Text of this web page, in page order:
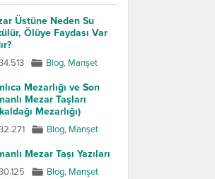
Üstüne Neden Su
Ölüye Faydası Var
Blog, Manşet
Mezarlığı ve Son
Mezar Taşları
Mezarlığı)
Blog, Manşet
Mezar Taşı Yazıları
Blog, Manşet